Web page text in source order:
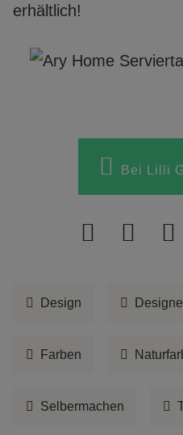
erhältlich!
Bei Lilli
Design
Farben
Selbermachen